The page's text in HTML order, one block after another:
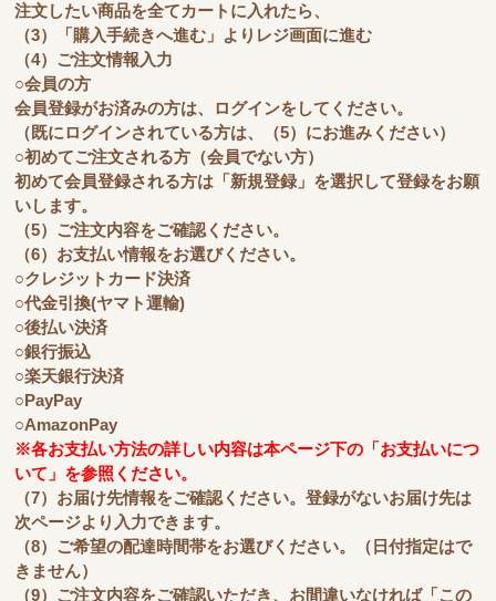
注文したい商品を全てカートに入れたら、
（3）「購入手続きへ進む」よりレジ画面に進む
（4）ご注文情報入力
○会員の方
会員登録がお済みの方は、ログインをしてください。
（既にログインされている方は、（5）にお進みください）
○初めてご注文される方（会員でない方）
初めて会員登録される方は「新規登録」を選択して登録をお願
いします。
（5）ご注文内容をご確認ください。
（6）お支払い情報をお選びください。
○クレジットカード決済
○代金引換(ヤマト運輸)
○後払い決済
○銀行振込
○楽天銀行決済
○PayPay
○AmazonPay
※各お支払い方法の詳しい内容は本ページ下の「お支払いにつ
いて」を参照ください。
（7）お届け先情報をご確認ください。登録がないお届け先は
次ページより入力できます。
（8）ご希望の配達時間帯をお選びください。（日付指定はで
きません）
（9）ご注文内容をご確認いただき、お間違いなければ「この